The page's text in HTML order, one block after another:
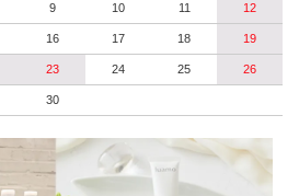
9 10 11 12
16 17 18 19
23 24 25 26
30